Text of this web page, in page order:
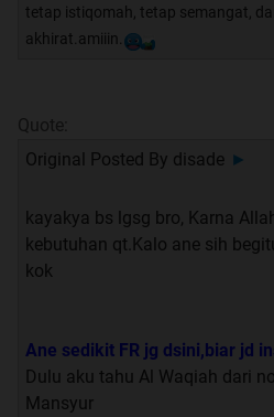
tetap istiqomah, tetap semangat,
akhirat.amiiin.
Quote:
Original Posted By disade ►
kayakya bs lgsg bro, Karna
kebutuhan qt.Kalo ane sih
kok
Ane sedikit FR jg dsini,biar jd
Dulu aku tahu Al Waqiah dari
Mansyur